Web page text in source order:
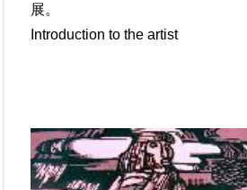
展。
Introduction to the artist